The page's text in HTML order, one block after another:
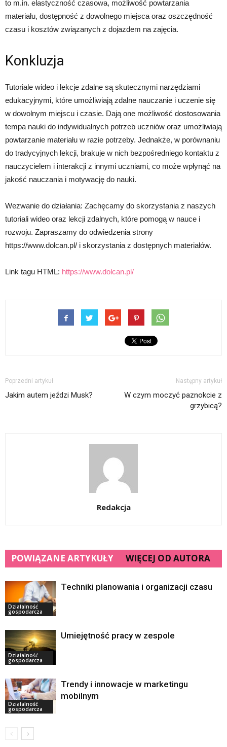
to m.in. elastyczność czasowa, możliwość powtarzania
materiału, dostępność z dowolnego miejsca oraz oszczędność
czasu i kosztów związanych z dojazdem na zajęcia.
Konkluzja
Tutoriale wideo i lekcje zdalne są skutecznymi narzędziami
edukacyjnymi, które umożliwiają zdalne nauczanie i uczenie się
w dowolnym miejscu i czasie. Dają one możliwość dostosowania
tempa nauki do indywidualnych potrzeb uczniów oraz umożliwiają
powtarzanie materiału w razie potrzeby. Jednakże, w porównaniu
do tradycyjnych lekcji, brakuje w nich bezpośredniego kontaktu z
nauczycielem i interakcji z innymi uczniami, co może wpłynąć na
jakość nauczania i motywację do nauki.
Wezwanie do działania: Zachęcamy do skorzystania z naszych
tutoriali wideo oraz lekcji zdalnych, które pomogą w nauce i
rozwoju. Zapraszamy do odwiedzenia strony
https://www.dolcan.pl/ i skorzystania z dostępnych materiałów.
Link tagu HTML: https://www.dolcan.pl/
Poprzedni artykuł
Jakim autem jeździ Musk?
Następny artykuł
W czym moczyć paznokcie z
grzybicą?
Redakcja
POWIĄZANE ARTYKUŁY WIĘCEJ OD AUTORA
Działalność
gospodarcza
Techniki planowania i organizacji czasu
Działalność
gospodarcza
Umiejętność pracy w zespole
Działalność
gospodarcza
Trendy i innowacje w marketingu
mobilnym